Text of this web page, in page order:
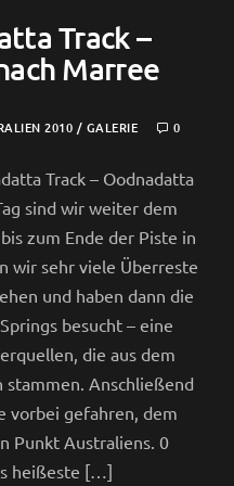
Track –
Marree
2010 / GALERIE 0
Track – Oodnadatta
sind wir weiter dem
zum Ende der Piste in
wir sehr viele Überreste
und haben dann die
besucht – eine
die aus dem
stammen. Anschließend
vorbei gefahren, dem
Punkt Australiens. 0
heißeste […]